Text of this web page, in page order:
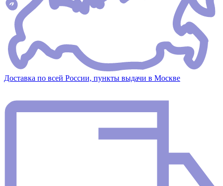
Доставка по всей России, пункты выдачи в Москве